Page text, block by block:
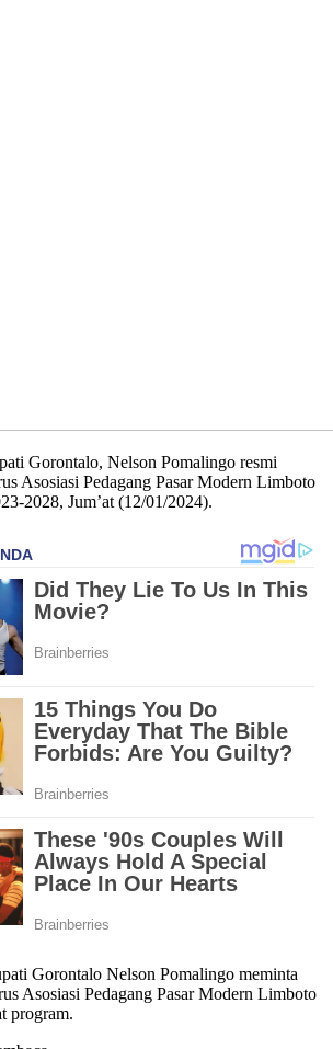
Gorontalo, Nelson Pomalingo resmi
Asosiasi Pedagang Pasar Modern Limboto
2028, Jum’at (12/01/2024).
Gorontalo Nelson Pomalingo meminta
Asosiasi Pedagang Pasar Modern Limboto
program.